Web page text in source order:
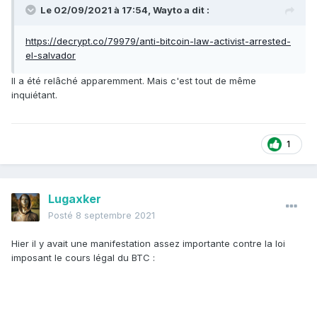
Le 02/09/2021 à 17:54, Waytoa dit :
https://decrypt.co/79979/anti-bitcoin-law-activist-arrested-
el-salvador
Il a été relâché apparemment. Mais c'est tout de même
inquiétant.
1
Lugaxker
Posté 8 septembre 2021
Hier il y avait une manifestation assez importante contre la loi
imposant le cours légal du BTC :